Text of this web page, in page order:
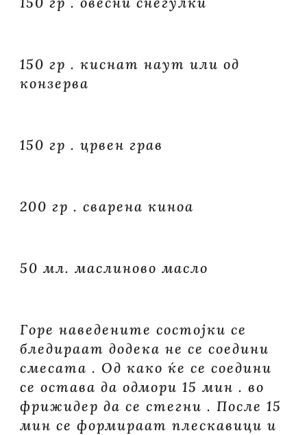
150 гр . киснат наут или од
конзерва
150 гр . црвен грав
200 гр . сварена киноа
50 мл. маслиново масло
Горе наведените состојки се
бледираат додека не се соедини
смесата . Од како ќе се соедини
се остава да одмори 15 мин . во
фрижидер да се стегни . После 15
мин се формираат плескавици и